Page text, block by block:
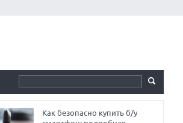
Как безопасно купить б/у